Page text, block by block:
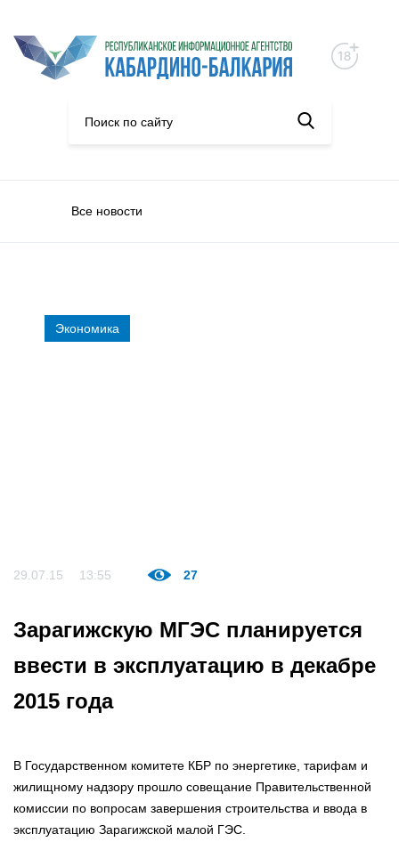
Все новости
Экономика
29.07.15 13:55 27
Зарагижскую МГЭС планируется
ввести в эксплуатацию в декабре
2015 года
В Государственном комитете КБР по энергетике, тарифам и
жилищному надзору прошло совещание Правительственной
комиссии по вопросам завершения строительства и ввода в
эксплуатацию Зарагижской малой ГЭС.